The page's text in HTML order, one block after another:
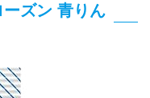
ズン 青りん